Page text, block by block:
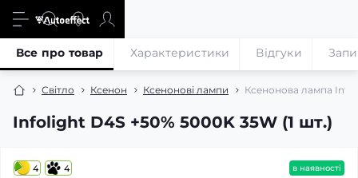
Світло Ксенон Ксенонові лампи Ксенонова лампа
Infolight D4S +50% 5000K 35W (1 шт.)
Все про товар Характеристики Відгуки
4 4 в наявності